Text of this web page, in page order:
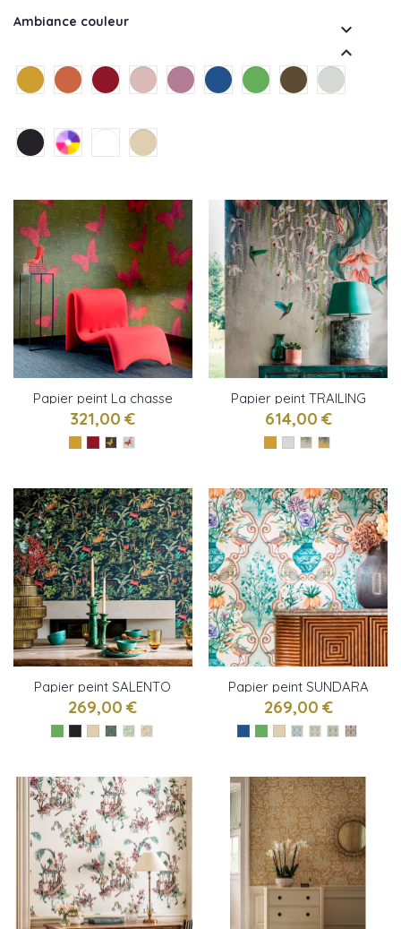
Ambiance couleur


Papier peint La chasse
au paillon de Elitis
321,00 €
Papier peint TRAILING
ORCHID de Osborne &
Little
614,00 €
Papier peint SALENTO
de Osborne & Little
269,00 €
Papier peint SUNDARA
de Osborne & Little
269,00 €